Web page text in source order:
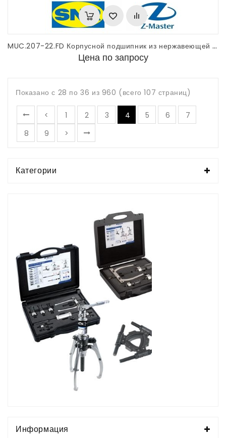
MUC.207-22.FD Корпусной подшипник из нержавеющей стали SNR
Цена по запросу
Показано с 28 по 36 из 960 (всего 107 страниц)
< 1 2 3 4 5 6
7
8
9 >
Категории
Информация